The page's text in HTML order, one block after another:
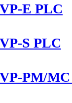
E PLC
S PLC
PM/